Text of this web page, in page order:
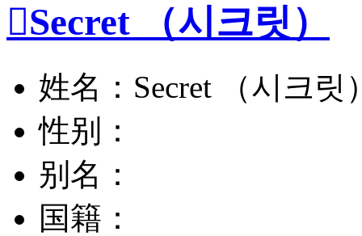
Secret （시크릿）
姓名：Secret （시크릿
性别：
别名：
国籍：